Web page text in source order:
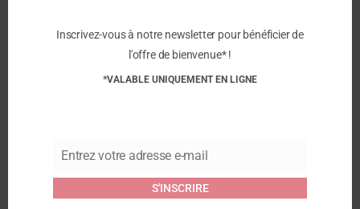
POM D’API – Chaussures
FRODDO – Barefoot
Article similaire
Inscrivez-vous à notre newsletter pour bénéficier de
l'offre de bienvenue* !
*VALABLE UNIQUEMENT EN LIGNE
Email
Entrez votre adresse e-mail
S'INSCRIRE